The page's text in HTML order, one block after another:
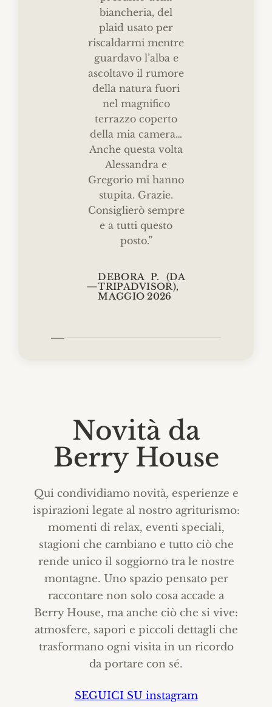
biancheria, del
plaid usato per
riscaldarmi mentre
guardavo l’alba e
ascoltavo il rumore
della natura fuori
nel magnifico
terrazzo coperto
della mia camera…
Anche questa volta
Alessandra e
Gregorio mi hanno
stupita. Grazie.
Consiglierò sempre
e a tutti questo
posto.”
—
DEBORA P. (DA
TRIPADVISOR),
MAGGIO 2026
Novità da
Berry House
Qui condividiamo novità, esperienze e
ispirazioni legate al nostro agriturismo:
momenti di relax, eventi speciali,
stagioni che cambiano e tutto ciò che
rende unico il soggiorno tra le nostre
montagne. Uno spazio pensato per
raccontare non solo cosa accade a
Berry House, ma anche ciò che si vive:
atmosfere, sapori e piccoli dettagli che
trasformano ogni visita in un ricordo
da portare con sé.
SEGUICI SU instagram